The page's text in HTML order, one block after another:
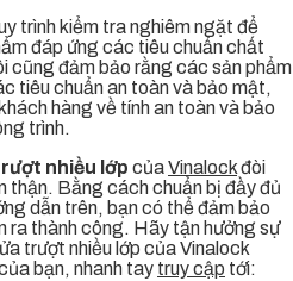
trình kiểm tra nghiêm ngặt để
đáp ứng các tiêu chuẩn chất
cũng đảm bảo rằng các sản phẩm
tiêu chuẩn an toàn và bảo mật,
hàng về tính an toàn và bảo
trình.
nhiều lớp củaVinalockđòi
thận. Bằng cách chuẩn bị đầy đủ
dẫn trên, bạn có thể đảm bảo
ra thành công. Hãy tận hưởng sự
trượt nhiều lớp của Vinalock
bạn, nhanh tay truy cập tới: